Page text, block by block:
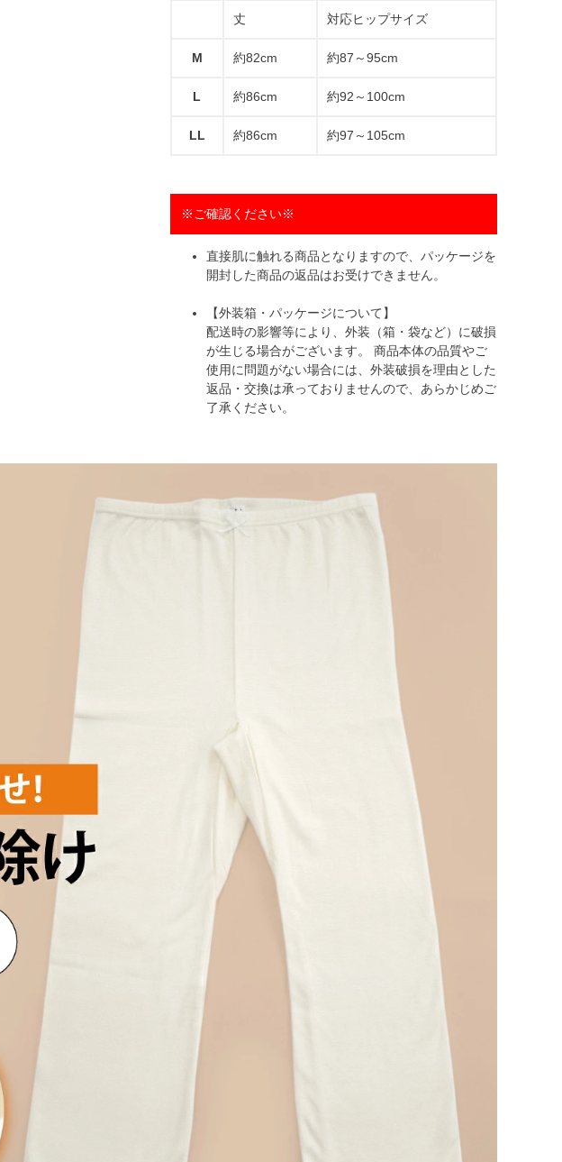
丈 対応ヒップサイズ
M 約82cm 約87～95cm
L 約86cm 約92～100cm
LL 約86cm 約97～105cm
※ご確認ください※
直接肌に触れる商品となりますので、パッケージを
開封した商品の返品はお受けできません。
【外装箱・パッケージについて】
配送時の影響等により、外装（箱・袋など）に破損
が生じる場合がございます。 商品本体の品質やご
使用に問題がない場合には、外装破損を理由とした
返品・交換は承っておりませんので、あらかじめご
了承ください。